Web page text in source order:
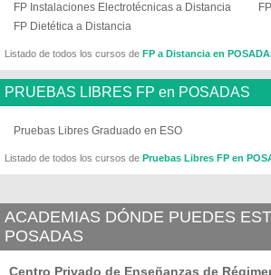
FP Instalaciones Electrotécnicas a Distancia
FP Dietética a Distancia
Listado de todos los cursos de FP a Distancia en
PRUEBAS LIBRES FP en POSADAS
Pruebas Libres Graduado en ESO
Listado de todos los cursos de Pruebas Libres FP en
ACADEMIAS DÓNDE PUEDES
POSADAS
Centro Privado de Enseñanzas de